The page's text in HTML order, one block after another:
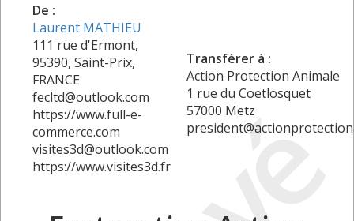
De :
Laurent MATHIEU
111 rue d'Ermont,
95390, Saint-Prix,
FRANCE
fecltd@outlook.com
https://www.full-e-
commerce.com
visites3d@outlook.com
https://www.visites3d.fr
Transférer à :
Action Protection Animale
1 rue du Coetlosquet
57000 Metz